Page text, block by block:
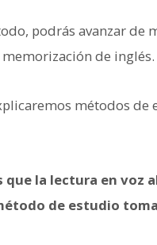
podrás avanzar de
de inglés.
métodos
que la lectura en
de estudio